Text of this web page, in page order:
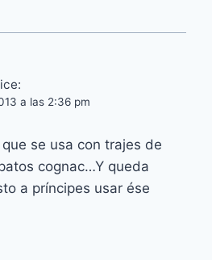
a las 2:36 pm
se usa con trajes de
cognac…Y queda
a príncipes usar ése